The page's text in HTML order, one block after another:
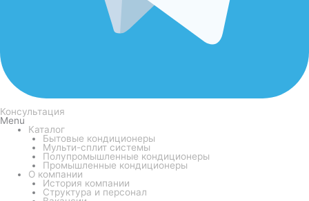
Консультация
Menu
Каталог
Бытовые кондиционеры
Мульти-сплит системы
Полупромышленные кондиционеры
Промышленные кондиционеры
О компании
История компании
Структура и персонал